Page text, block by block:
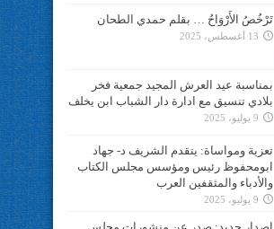
تَرْخُصُ الأَرْوَاحُ … بقلم حمدي الطحان
13 أغسطس، 2025
بمناسبة عيد العرش المجيد جمعية فخر
بلادي تنسيق مع ادارة دار الشباب ابن يخلف
9 يوليو، 2025
تعزية ومواساة: يتقدم الشريف د- جهاد
ابومحفوظ رئيس ومؤسس مجلس الكتاب
والأدباء والمثقفين العرب
9 يوليو، 2025